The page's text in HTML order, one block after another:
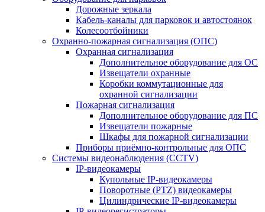
Дорожные зеркала
Кабель-каналы для парковок и автостоянок
Колесоотбойники
Охранно-пожарная сигнализация (ОПС)
Охранная сигнализация
Дополнительное оборудование для ОС
Извещатели охранные
Коробки коммутационные для
охранной сигнализации
Пожарная сигнализация
Дополнительное оборудование для ПС
Извещатели пожарные
Шкафы для пожарной сигнализации
Приборы приёмно-контрольные для ОПС
Системы видеонаблюдения (CCTV)
IP-видеокамеры
Купольные IP-видеокамеры
Поворотные (PTZ) видеокамеры
Цилиндрические IP-видеокамеры